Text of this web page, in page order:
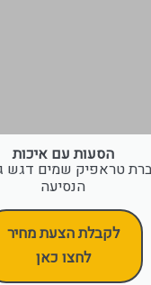
הסעות עם איכות
טראפיק שמים דגש
הנסיעה
לקבלת הצעת מחיר
לחצו כאן